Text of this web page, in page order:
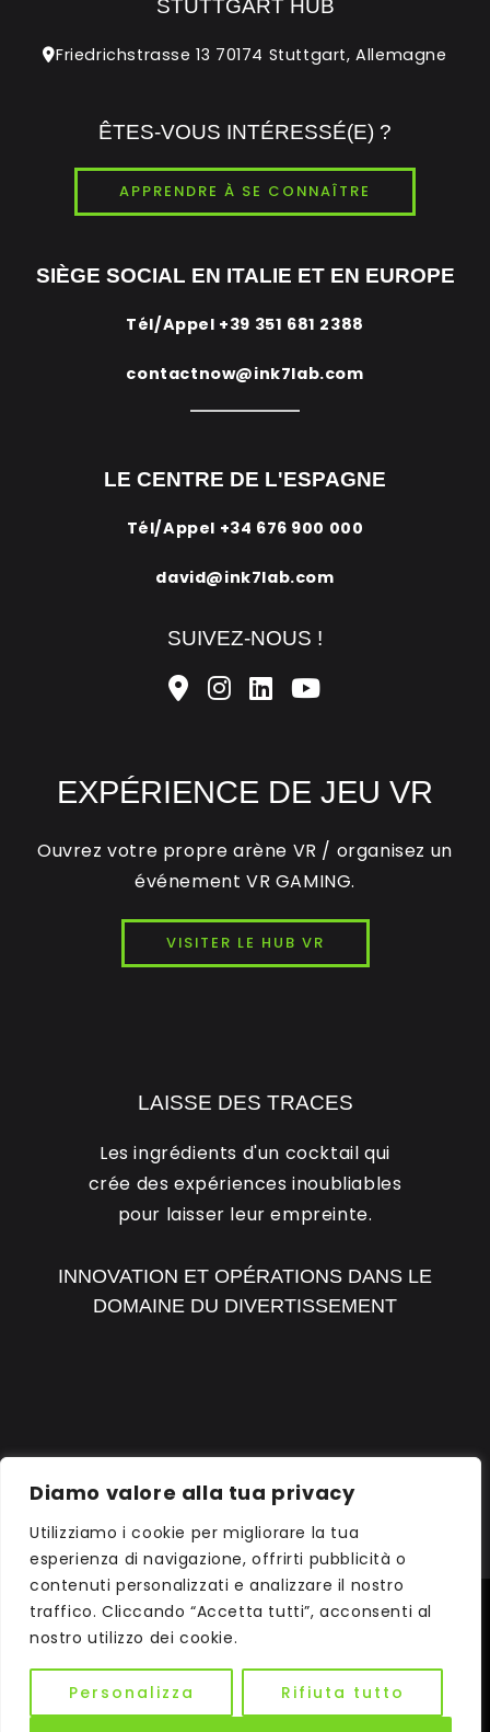
Diamo valore alla tua privacy
Utilizziamo i cookie per migliorare la tua
esperienza di navigazione, offrirti pubblicità o
contenuti personalizzati e analizzare il nostro
traffico. Cliccando “Accetta tutti”, acconsenti al
nostro utilizzo dei cookie.
Personalizza Rifiuta tutto
STUTTGART HUB
Friedrichstrasse 13 70174 Stuttgart, Allemagne
ÊTES-VOUS INTÉRESSÉ(E) ?
APPRENDRE À SE CONNAÎTRE
SIÈGE SOCIAL EN ITALIE ET EN EUROPE
Tél/Appel +39 351 681 2388
contactnow@ink7lab.com
LE CENTRE DE L'ESPAGNE
Tél/Appel +34 676 900 000
david@ink7lab.com
SUIVEZ-NOUS !
EXPÉRIENCE DE JEU VR
Ouvrez votre propre arène VR / organisez un
événement VR GAMING.
VISITER LE HUB VR
LAISSE DES TRACES
Les ingrédients d'un cocktail qui
crée des expériences inoubliables
pour laisser leur empreinte.
INNOVATION ET OPÉRATIONS DANS LE
DOMAINE DU DIVERTISSEMENT
DÉCOUVRIR RH1
© 2026 LABORATOIRE D'ENCRESTUDIOS. TOUS DROITS RÉSERVÉS.
IMMERSIVE EVENTS | VR | DIGITAL COMMUNICATION | CENTRES